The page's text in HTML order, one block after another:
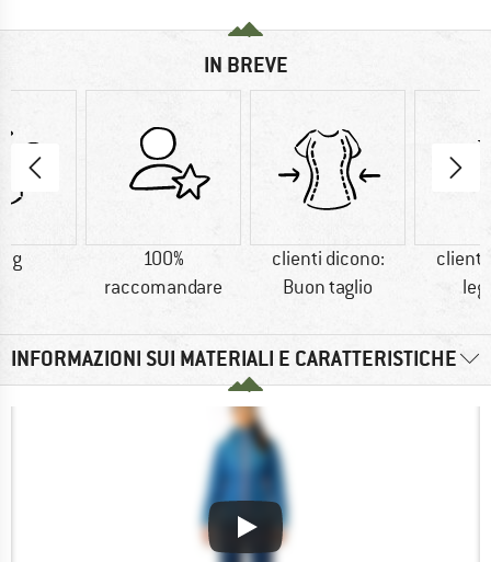
IN BREVE
g
100%
raccomandare
clienti dicono:
Buon taglio
clienti
INFORMAZIONI SUI MATERIALI E CARATTERISTICHE